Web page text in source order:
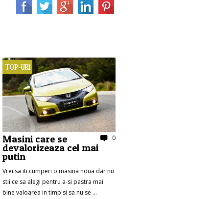
TOP-URI
0
Masini care se
devalorizeaza cel mai
putin
Vrei sa iti cumperi o masina noua dar nu
stii ce sa alegi pentru a-si pastra mai
bine valoarea in timp si sa nu se ...